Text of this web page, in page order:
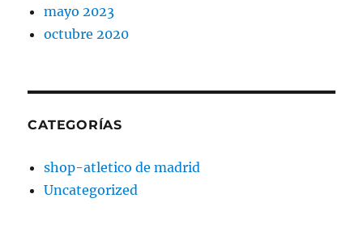
mayo 2023
octubre 2020
CATEGORÍAS
shop-atletico de madrid
Uncategorized